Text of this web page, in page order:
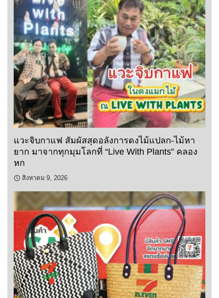
แวะจิบกาแฟ สัมผัสสุดอลังการดงไม้แปลก-ไม้หา
ยาก มาจากทุกมุมโลกที่ “Live With Plants” คลอง
หก
สิงหาคม 9, 2026